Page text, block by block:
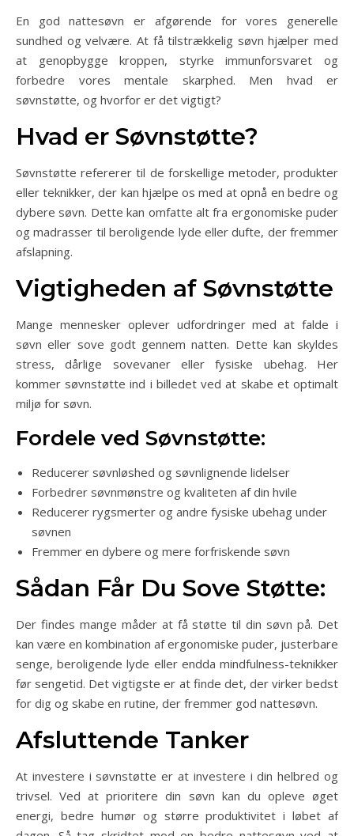
En god nattesøvn er afgørende for vores generelle
sundhed og velvære. At få tilstrækkelig søvn hjælper med
at genopbygge kroppen, styrke immunforsvaret og
forbedre vores mentale skarphed. Men hvad er
søvnstøtte, og hvorfor er det vigtigt?
Hvad er Søvnstøtte?
Søvnstøtte refererer til de forskellige metoder, produkter
eller teknikker, der kan hjælpe os med at opnå en bedre og
dybere søvn. Dette kan omfatte alt fra ergonomiske puder
og madrasser til beroligende lyde eller dufte, der fremmer
afslapning.
Vigtigheden af Søvnstøtte
Mange mennesker oplever udfordringer med at falde i
søvn eller sove godt gennem natten. Dette kan skyldes
stress, dårlige sovevaner eller fysiske ubehag. Her
kommer søvnstøtte ind i billedet ved at skabe et optimalt
miljø for søvn.
Fordele ved Søvnstøtte:
Reducerer søvnløshed og søvnlignende lidelser
Forbedrer søvnmønstre og kvaliteten af din hvile
Reducerer rygsmerter og andre fysiske ubehag under
søvnen
Fremmer en dybere og mere forfriskende søvn
Sådan Får Du Sove Støtte:
Der findes mange måder at få støtte til din søvn på. Det
kan være en kombination af ergonomiske puder, justerbare
senge, beroligende lyde eller endda mindfulness-teknikker
før sengetid. Det vigtigste er at finde det, der virker bedst
for dig og skabe en rutine, der fremmer god nattesøvn.
Afsluttende Tanker
At investere i søvnstøtte er at investere i din helbred og
trivsel. Ved at prioritere din søvn kan du opleve øget
energi, bedre humør og større produktivitet i løbet af